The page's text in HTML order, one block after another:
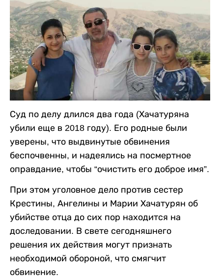
Суд по делу длился два года (Хачатуряна
убили еще в 2018 году). Его родные были
уверены, что выдвинутые обвинения
беспочвенны, и надеялись на посмертное
оправдание, чтобы “очистить его доброе имя”.
При этом уголовное дело против сестер
Крестины, Ангелины и Марии Хачатурян об
убийстве отца до сих пор находится на
доследовании. В свете сегодняшнего
решения их действия могут признать
необходимой обороной, что смягчит
обвинение.